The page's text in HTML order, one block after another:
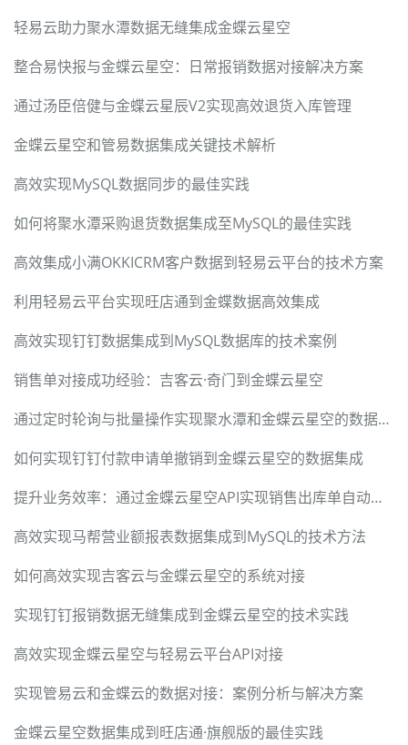
轻易云助力聚水潭数据无缝集成金蝶云星空
整合易快报与金蝶云星空：日常报销数据对接解决方案
通过汤臣倍健与金蝶云星辰V2实现高效退货入库管理
金蝶云星空和管易数据集成关键技术解析
高效实现MySQL数据同步的最佳实践
如何将聚水潭采购退货数据集成至MySQL的最佳实践
高效集成小满OKKICRM客户数据到轻易云平台的技术方案
利用轻易云平台实现旺店通到金蝶数据高效集成
高效实现钉钉数据集成到MySQL数据库的技术案例
销售单对接成功经验：吉客云·奇门到金蝶云星空
通过定时轮询与批量操作实现聚水潭和金蝶云星空的数据集成
如何实现钉钉付款申请单撤销到金蝶云星空的数据集成
提升业务效率：通过金蝶云星空API实现销售出库单自动化对接
高效实现马帮营业额报表数据集成到MySQL的技术方法
如何高效实现吉客云与金蝶云星空的系统对接
实现钉钉报销数据无缝集成到金蝶云星空的技术实践
高效实现金蝶云星空与轻易云平台API对接
实现管易云和金蝶云的数据对接：案例分析与解决方案
金蝶云星空数据集成到旺店通·旗舰版的最佳实践